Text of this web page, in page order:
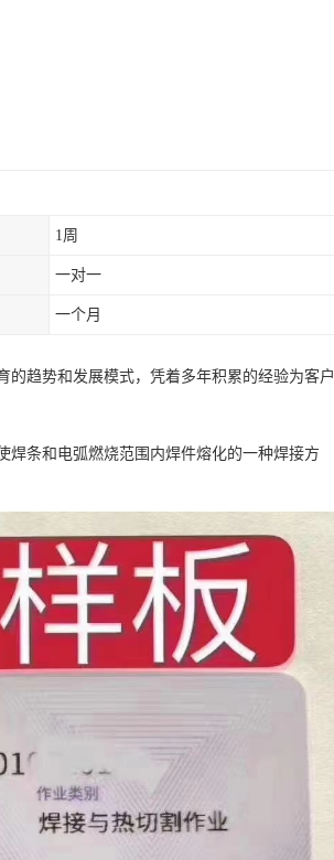
1周
一对一
一个月
趋势和发展模式，凭着多年积累的经验为客户
焊条和电弧燃烧范围内焊件熔化的一种焊接方